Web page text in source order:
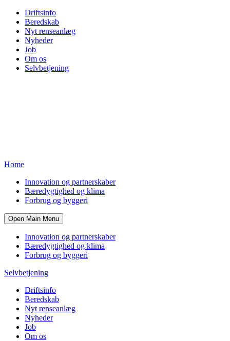
Driftsinfo
Beredskab
Nyt renseanlæg
Nyheder
Job
Om os
Selvbetjening
Home
Innovation og partnerskaber
Bæredygtighed og klima
Forbrug og byggeri
Open Main Menu
Innovation og partnerskaber
Bæredygtighed og klima
Forbrug og byggeri
Selvbetjening
Driftsinfo
Beredskab
Nyt renseanlæg
Nyheder
Job
Om os